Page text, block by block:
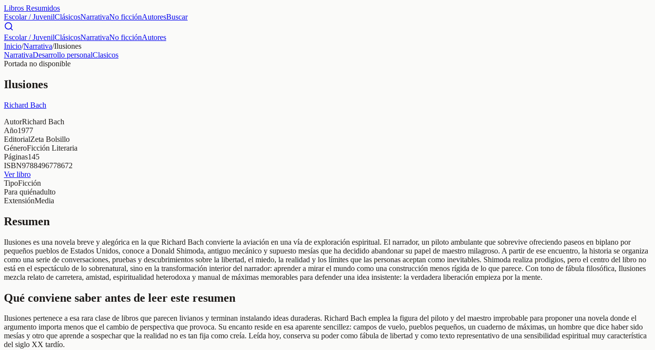
Libros Resumidos
Escolar / JuvenilClásicosNarrativaNo ficciónAutoresBuscar
Escolar / JuvenilClásicosNarrativaNo ficciónAutores
Inicio/Narrativa/Ilusiones
NarrativaDesarrollo personalClasicos
Portada no disponible
Ilusiones
Richard Bach
AutorRichard Bach
Año1977
EditorialZeta Bolsillo
GéneroFicción Literaria
Páginas145
ISBN9788496778672
Ver libro
TipoFicción
Para quiénadulto
ExtensiónMedia
Resumen
Ilusiones es una novela breve y alegórica en la que Richard Bach convierte la aviación en una vía de exploración espiritual. El narrador, un piloto ambulante que sobrevive ofreciendo paseos en biplano por
pequeños pueblos de Estados Unidos, conoce a Donald Shimoda, antiguo mecánico y supuesto mesías que ha decidido abandonar su papel de maestro milagroso. A partir de ese encuentro, la historia se organiza
como una serie de conversaciones, pruebas y descubrimientos sobre la libertad, el miedo, la realidad y los límites que las personas aceptan como inevitables. Shimoda realiza prodigios, pero el centro del libro no
está en el espectáculo de lo sobrenatural, sino en la transformación interior del narrador: aprender a mirar el mundo como una construcción menos rígida de lo que parece. Con tono de fábula filosófica, Ilusiones
mezcla relato de carretera, amistad, espiritualidad heterodoxa y manual de máximas memorables para defender una idea insistente: la verdadera liberación empieza por la mente.
Qué conviene saber antes de leer este resumen
Ilusiones pertenece a esa rara clase de libros que parecen livianos y terminan instalando ideas duraderas. Richard Bach emplea la figura del piloto y del maestro improbable para proponer una novela donde el
argumento importa menos que el cambio de perspectiva que provoca. Su encanto reside en esa aparente sencillez: campos de vuelo, pueblos pequeños, un cuaderno de máximas, un hombre que dice haber sido
mesías y otro que aprende a sospechar que la realidad no es tan fija como creía. Leída hoy, conserva su poder como fábula de libertad y como texto representativo de una sensibilidad espiritual muy característica
del siglo XX tardío.